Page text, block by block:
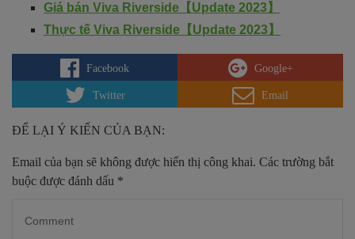
Giá bán Viva Riverside【Update 2023】
Thực tế Viva Riverside【Update 2023】
Facebook Google+
Twitter Email
ĐỂ LẠI Ý KIẾN CỦA BẠN:
Email của bạn sẽ không được hiển thị công khai. Các trường bắt
buộc được đánh dấu *